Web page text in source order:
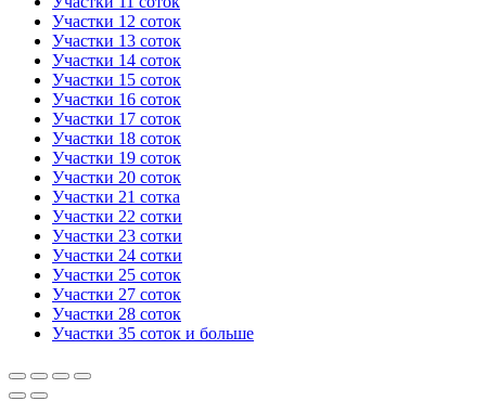
Участки 12 соток
Участки 13 соток
Участки 14 соток
Участки 15 соток
Участки 16 соток
Участки 17 соток
Участки 18 соток
Участки 19 соток
Участки 20 соток
Участки 21 сотка
Участки 22 сотки
Участки 23 сотки
Участки 24 сотки
Участки 25 соток
Участки 27 соток
Участки 28 соток
Участки 35 соток и больше